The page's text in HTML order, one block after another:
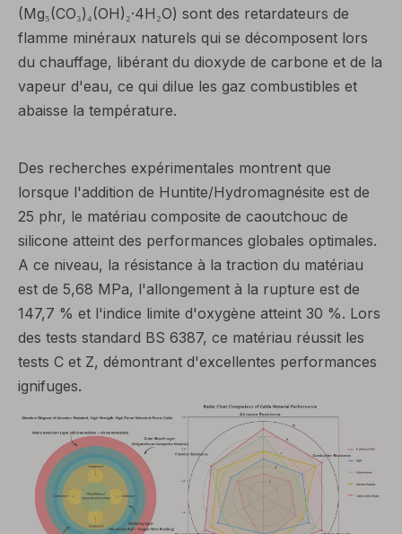
(Mg₅(CO₃)₄(OH)₂·4H₂O) sont des retardateurs de
flamme minéraux naturels qui se décomposent lors
du chauffage, libérant du dioxyde de carbone et de la
vapeur d'eau, ce qui dilue les gaz combustibles et
abaisse la température.
Des recherches expérimentales montrent que
lorsque l'addition de Huntite/Hydromagnésite est de
25 phr, le matériau composite de caoutchouc de
silicone atteint des performances globales optimales.
A ce niveau, la résistance à la traction du matériau
est de 5,68 MPa, l'allongement à la rupture est de
147,7 % et l'indice limite d'oxygène atteint 30 %. Lors
des tests standard BS 6387, ce matériau réussit les
tests C et Z, démontrant d'excellentes performances
ignifuges.